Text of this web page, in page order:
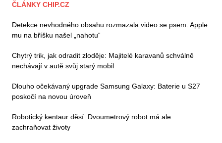
ČLÁNKY CHIP.CZ
Detekce nevhodného obsahu rozmazala video se psem. Apple
mu na bříšku našel „nahotu“
Chytrý trik, jak odradit zloděje: Majitelé karavanů schválně
nechávají v autě svůj starý mobil
Dlouho očekávaný upgrade Samsung Galaxy: Baterie u S27
poskočí na novou úroveň
Robotický kentaur děsí. Dvoumetrový robot má ale
zachraňovat životy